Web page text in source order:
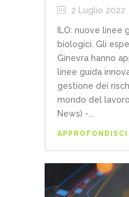
2 Luglio 2022
ILO: nuove linee
biologici. Gli
Ginevra hanno
linee guida
gestione dei
mondo del
News) -...
APPROFONDISCI